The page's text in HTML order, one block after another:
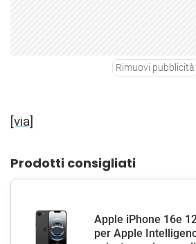
Rimuovi pubblicità
[via]
Prodotti consigliati
Apple iPhone 16e
per Apple